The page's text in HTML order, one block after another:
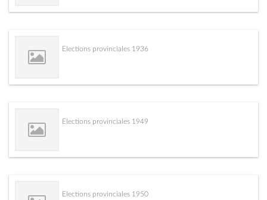
Elections provinciales 1936
Elections provinciales 1949
Elections provinciales 1950